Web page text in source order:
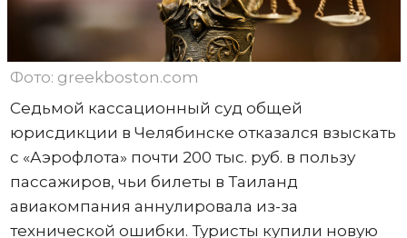
Фото: greekboston.com
Седьмой кассационный суд общей
юрисдикции в Челябинске отказался взыскать
с «Аэрофлота» почти 200 тыс. руб. в пользу
пассажиров, чьи билеты в Таиланд
авиакомпания аннулировала из-за
технической ошибки. Туристы купили новую